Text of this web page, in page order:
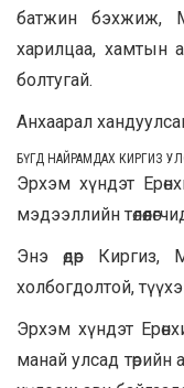
батжин бэхжиж,
харилцаа, хамтын
болтугай.
Анхаарал
БҮГД НАЙРАМДАХ КИРГИЗ
Эрхэм хүндэт
мэдээллийн
Энэ өдөр Киргиз,
холбогдолтой,
Эрхэм хүндэт
манай улсад төрийн